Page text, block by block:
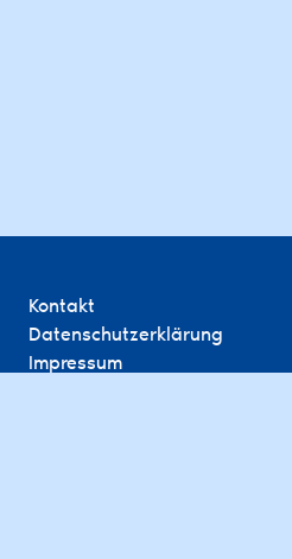
Kontakt
Datenschutzerklärung
Impressum